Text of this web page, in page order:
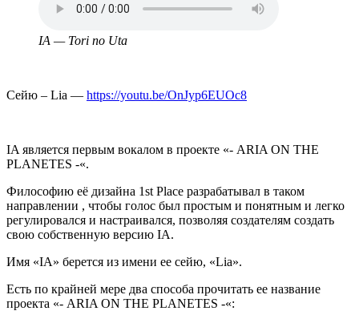
файл
IA — Tori no Uta
Сейю – Lia — https://youtu.be/OnJyp6EUOc8
IA является первым вокалом в проекте «- ARIA ON THE
PLANETES -«.
Философию её дизайна 1st Place разрабатывал в таком
направлении , чтобы голос был простым и понятным и легко
регулировался и настраивался, позволяя создателям создать
свою собственную версию IA.
Имя «IA» берется из имени ее сейю, «Lia».
Есть по крайней мере два способа прочитать ее название
проекта «- ARIA ON THE PLANETES -«: